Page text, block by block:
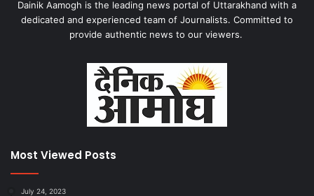
Dainik Aamogh is the leading news portal of Uttarakhand with a
dedicated and experienced team of Journalists. Committed to
provide authentic news to our viewers.
Most Viewed Posts
July 24, 2023